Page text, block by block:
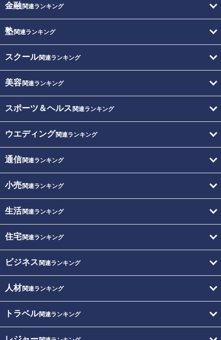
金融関連ランキング
塾関連ランキング
スクール関連ランキング
美容関連ランキング
スポーツ＆ヘルス 関連ランキング
ウエディング関連ランキング
通信関連ランキング
小売関連ランキング
生活関連ランキング
住宅関連ランキング
ビジネス 関連ランキング
人材関連ランキング
トラベル関連ランキング